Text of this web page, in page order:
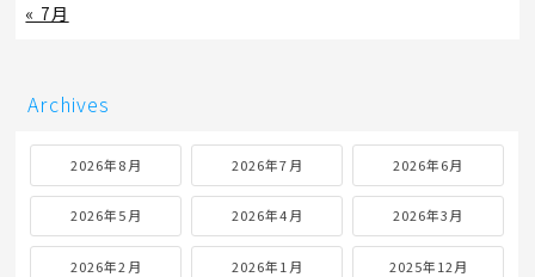
« 7月
Archives
2026年8月 2026年7月 2026年6月
2026年5月 2026年4月 2026年3月
2026年2月 2026年1月 2025年12月